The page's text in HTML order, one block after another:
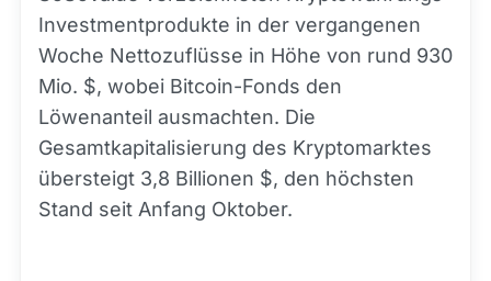
Investmentprodukte in der vergangenen
Woche Nettozuflüsse in Höhe von rund 930
Mio. $, wobei Bitcoin-Fonds den
Löwenanteil ausmachten. Die
Gesamtkapitalisierung des Kryptomarktes
übersteigt 3,8 Billionen $, den höchsten
Stand seit Anfang Oktober.